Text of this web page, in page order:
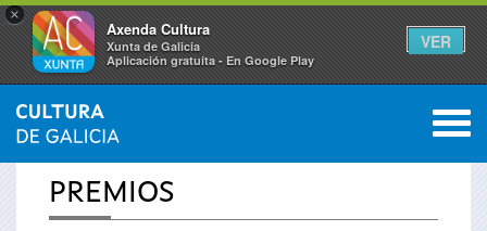
×
Axenda Cultura
Xunta de Galicia
Aplicación gratuíta - En Google Play
VER
Se
encuentra
INICIO 0
PREMIOS